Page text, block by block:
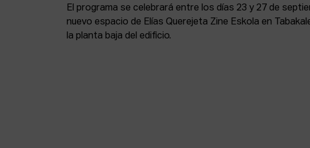
El programa se celebrará entre los días 23 y 27 de
nuevo espacio de Elías Querejeta Zine Eskola en
la planta baja del edificio.